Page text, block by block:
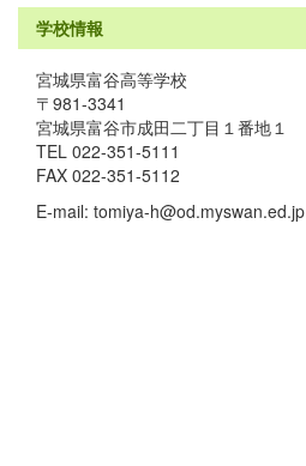
学校情報
宮城県富谷高等学校
〒981-3341
宮城県富谷市成田二丁目１番地１
TEL 022-351-5111
FAX 022-351-5112
E-mail: tomiya-h@od.myswan.ed.jp